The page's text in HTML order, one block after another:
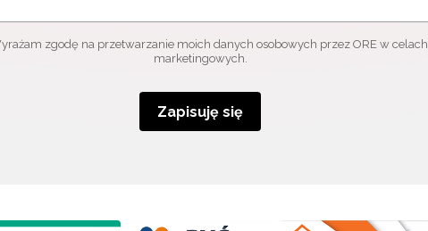
zgodę na przetwarzanie moich danych osobowych przez ORE w celach
marketingowych.
Zapisuję się